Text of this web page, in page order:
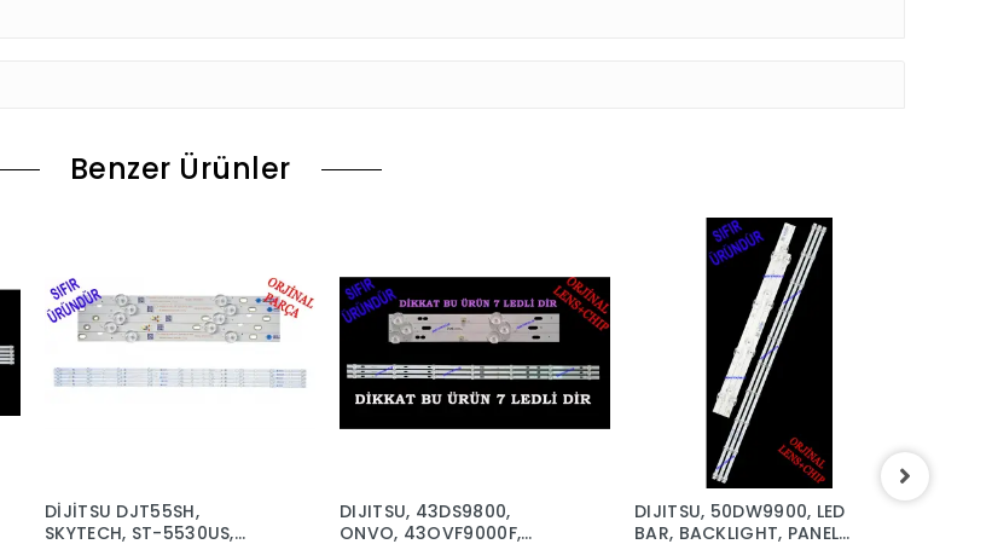
Benzer Ürünler
DİJİTSU DJT55SH,
SKYTECH, ST-5530US,
DIJITSU, 43DS9800,
ONVO, 43OVF9000F,
DIJITSU, 50DW9900, LED
BAR, BACKLIGHT, PANEL